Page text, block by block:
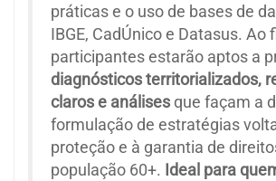
práticas e o uso de bases de
IBGE, CadÚnico e Datasus. Ao
participantes estarão aptos a
diagnósticos territorializados,
claros e análises que façam a
formulação de estratégias
proteção e à garantia de
população 60+. Ideal para